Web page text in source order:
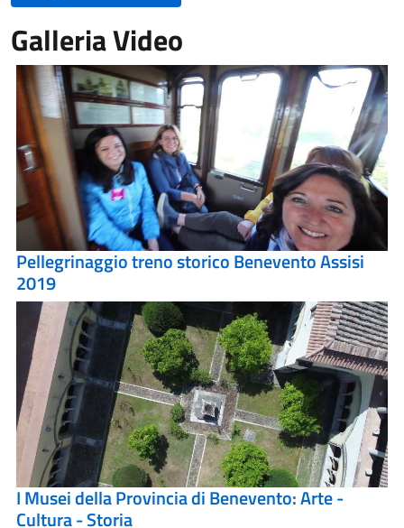
Galleria Video
Pellegrinaggio treno storico Benevento Assisi
2019
I Musei della Provincia di Benevento: Arte -
Cultura - Storia